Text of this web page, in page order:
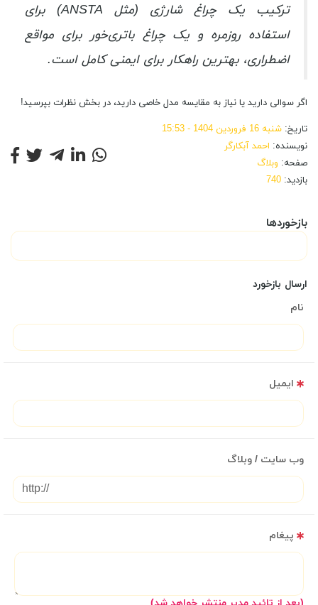
ترکیب یک چراغ شارژی (مثل ANSTA) برای
استفاده روزمره و یک چراغ باتری‌خور برای مواقع
اضطراری، بهترین راهکار برای ایمنی کامل است.
اگر سوالی دارید یا نیاز به مقایسه مدل خاصی دارید، در بخش نظرات بپرسید!
تاریخ: شنبه 16 فروردین 1404 - 15:53
نویسنده: احمد آبکارگر
صفحه: وبلاگ
بازدید: 740
بازخوردها
ارسال بازخورد
نام
ایمیل
وب سایت / وبلاگ
پیغام